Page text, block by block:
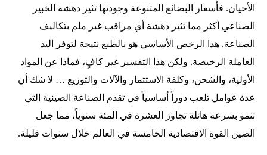
الأحيان. فأسعار البضائع المتنوعة وجودتها تثير دهشة الخبير
الصناعي أكثر مما تثير دهشة أي مراقب غير ملم بتكاليف
الصناعة. هذا الرخص الأساسي هو بالطبع نتيجة لتوفر اليد
العاملة الرخيصة. ولكن هذا التفسير غير كافٍ، فماذا عن المواد
الأولية، والشحن، وكلفة الاستثمار والآلات والتوزيع … لا شك أن
عدة عوامل تلعب دوراً أساسياً في تقدم الصناعة الصينية التي
تنمو بسرعة هائلة تجاوز العشرة في المئة سنوياً، مما جعل
الصين القوة الاقتصادية الخامسة في العالم خلال سنوات قليلة.